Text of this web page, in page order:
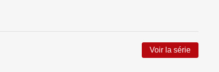
Voir la série